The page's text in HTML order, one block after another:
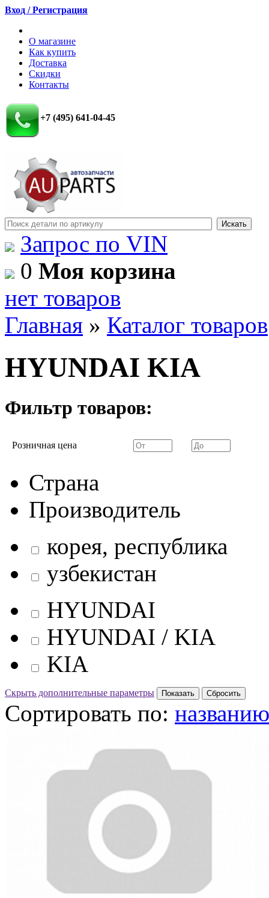
Вход / Регистрация
О магазине
Как купить
Доставка
Скидки
Контакты
+7 (495) 641-04-45
Запрос по VIN
0 Моя корзина
нет товаров
Главная » Каталог товаров
HYUNDAI KIA
Фильтр товаров:
Розничная цена
Страна
Производитель
корея, республика
узбекистан
HYUNDAI
HYUNDAI / KIA
KIA
Скрыть дополнительные параметры
Сортировать по: